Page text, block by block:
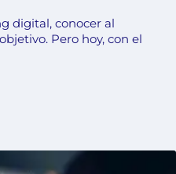
digital, conocer al
Pero hoy, con el